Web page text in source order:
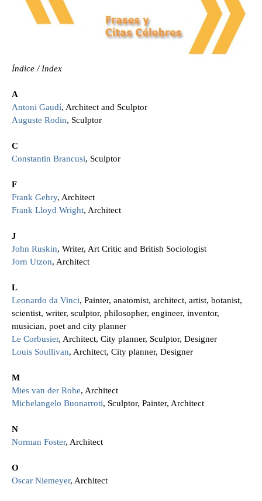
Índice / Index
A
Antoni Gaudí, Architect and Sculptor
Auguste Rodin, Sculptor
C
Constantin Brancusi, Sculptor
F
Frank Gehry, Architect
Frank Lloyd Wright, Architect
J
John Ruskin, Writer, Art Critic and British Sociologist
Jorn Utzon, Architect
L
Leonardo da Vinci, Painter, anatomist, architect, artist, botanist,
scientist, writer, sculptor, philosopher, engineer, inventor,
musician, poet and city planner
Le Corbusier, Architect, City planner, Sculptor, Designer
Louis Soullivan, Architect, City planner, Designer
M
Mies van der Rohe, Architect
Michelangelo Buonarroti, Sculptor, Painter, Architect
N
Norman Foster, Architect
O
Oscar Niemeyer, Architect